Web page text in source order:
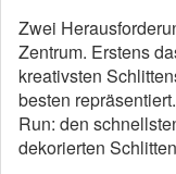
Zwei
Zentrum. Erstens
kreativsten
besten
Run: den
dekorierten